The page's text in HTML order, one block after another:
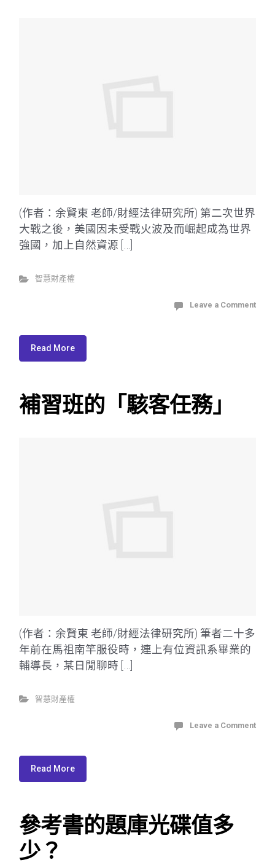
(作者：余賢東 老師/財經法律研究所) 第二次世界
大戰之後，美國因未受戰火波及而崛起成為世界
強國，加上自然資源 […]
智慧財產權
Leave a Comment
Read More
補習班的「駭客任務」
(作者：余賢東 老師/財經法律研究所) 筆者二十多
年前在馬祖南竿服役時，連上有位資訊系畢業的
輔導長，某日閒聊時 […]
智慧財產權
Leave a Comment
Read More
參考書的題庫光碟值多
少？